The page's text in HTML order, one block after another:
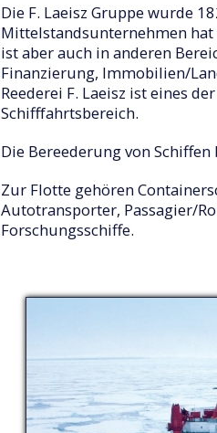
Die F. Laeisz Gruppe wurde
Mittelstandsunternehmen
ist aber auch in anderen
Finanzierung, Immobilien/
Reederei F. Laeisz ist eines
Schifffahrtsbereich.
Die Bereederung von
Zur Flotte gehören
Autotransporter, Passagier/
Forschungsschiffe.